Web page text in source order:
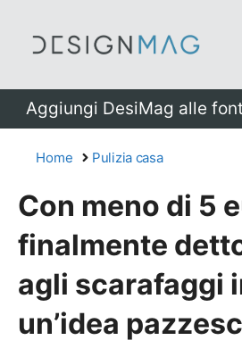
Aggiungi DesiMag alle
Home Pulizia casa
Con meno di 5
finalmente
agli scarafaggi
un’idea